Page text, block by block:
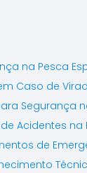
na Pesca
Caso de
Segurança
Acidentes na
de